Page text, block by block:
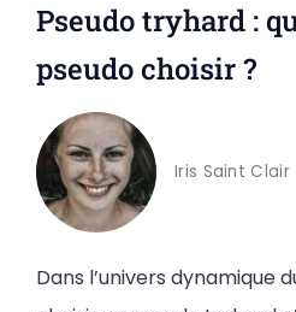
Pseudo tryhard :
pseudo choisir ?
Iris Saint Clair
Dans l’univers dynamique